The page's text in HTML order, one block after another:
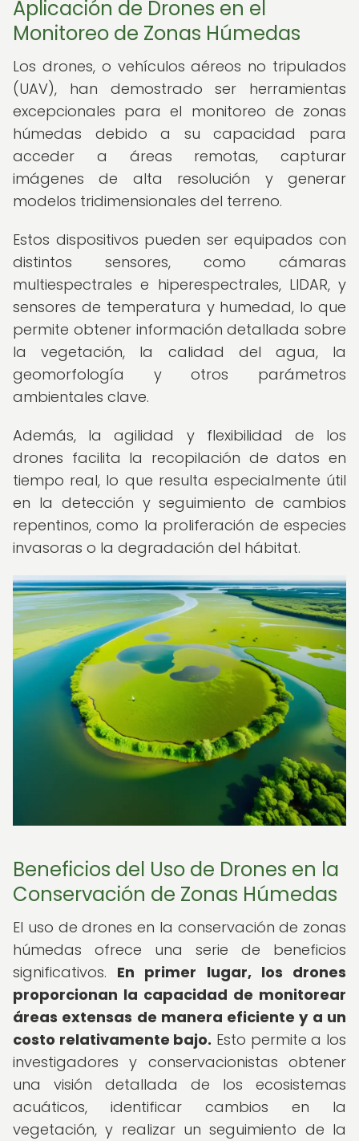
Aplicación de Drones en el
Monitoreo de Zonas Húmedas
Los drones, o vehículos aéreos no tripulados
(UAV), han demostrado ser herramientas
excepcionales para el monitoreo de zonas
húmedas debido a su capacidad para
acceder a áreas remotas, capturar
imágenes de alta resolución y generar
modelos tridimensionales del terreno.
Estos dispositivos pueden ser equipados con
distintos sensores, como cámaras
multiespectrales e hiperespectrales, LIDAR, y
sensores de temperatura y humedad, lo que
permite obtener información detallada sobre
la vegetación, la calidad del agua, la
geomorfología y otros parámetros
ambientales clave.
Además, la agilidad y flexibilidad de los
drones facilita la recopilación de datos en
tiempo real, lo que resulta especialmente útil
en la detección y seguimiento de cambios
repentinos, como la proliferación de especies
invasoras o la degradación del hábitat.
Beneficios del Uso de Drones en la
Conservación de Zonas Húmedas
El uso de drones en la conservación de zonas
húmedas ofrece una serie de beneficios
significativos. En primer lugar, los drones
proporcionan la capacidad de monitorear
áreas extensas de manera eficiente y a un
costo relativamente bajo. Esto permite a los
investigadores y conservacionistas obtener
una visión detallada de los ecosistemas
acuáticos, identificar cambios en la
vegetación, y realizar un seguimiento de la